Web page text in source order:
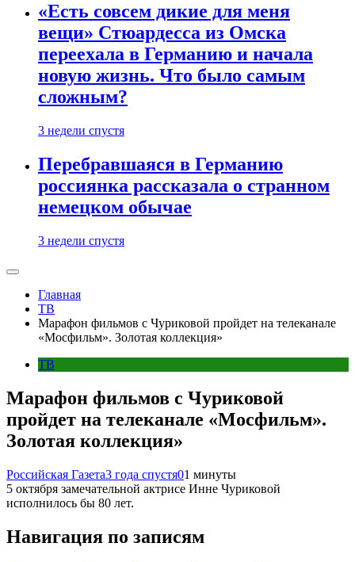
«Есть совсем дикие для меня
вещи» Стюардесса из Омска
переехала в Германию и начала
новую жизнь. Что было самым
сложным?
3 недели спустя
Перебравшаяся в Германию
россиянка рассказала о странном
немецком обычае
3 недели спустя
Главная
ТВ
Марафон фильмов с Чуриковой пройдет на телеканале
«Мосфильм». Золотая коллекция»
ТВ
Марафон фильмов с Чуриковой
пройдет на телеканале «Мосфильм».
Золотая коллекция»
Российская Газета3 года спустя01 минуты
5 октября замечательной актрисе Инне Чуриковой
исполнилось бы 80 лет.
Навигация по записям